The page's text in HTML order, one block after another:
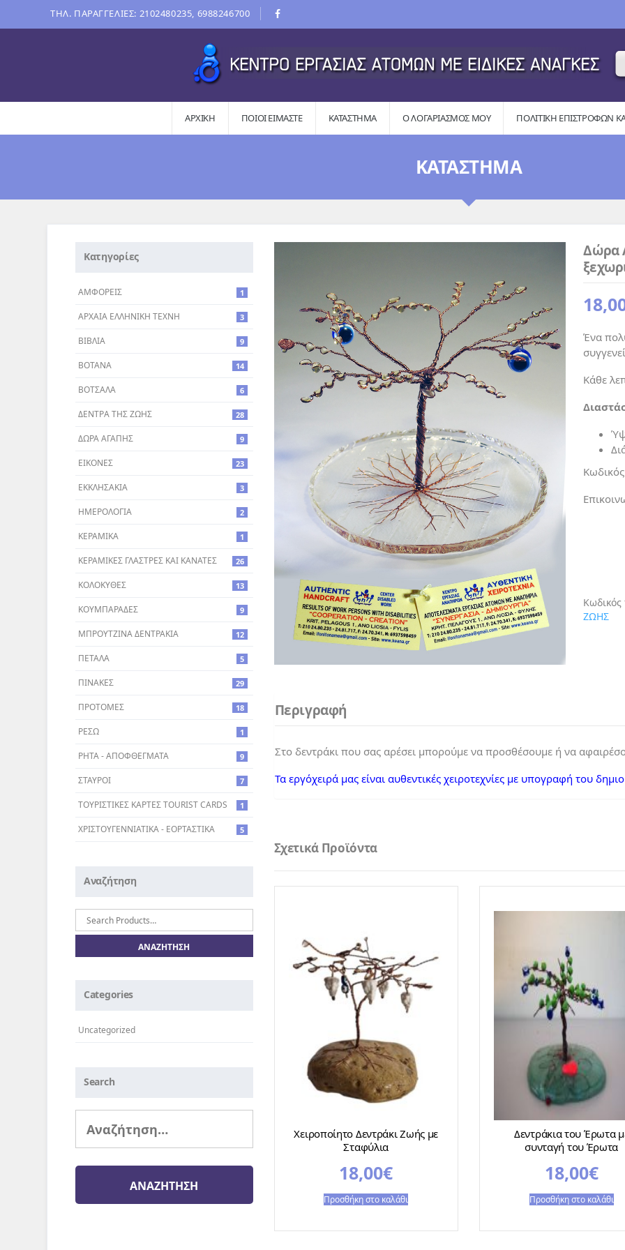
ΤΗΛ. ΠΑΡΑΓΓΕΛΙΕΣ: 2102480235, 6988246700
ΑΡΧΙΚΗ ΠΟΙΟΙ ΕΊΜΑΣΤΕ ΚΑΤΆΣΤΗΜΑ Ο ΛΟΓΑΡΙΑΣΜΌΣ ΜΟΥ ΠΟΛΙΤΙΚΉ ΕΠΙΣΤΡΟΦΏΝ
ΚΑΤΆΣΤΗΜΑ
Δώρα
Ένα
Κάθε
ΖΩΗΣ
Περιγραφή
Στο δεντράκι που σας αρέσει μπορούμε να προσθέσουμε ή να
Τα εργόχειρά μας είναι αυθεντικές χειροτεχνίες με υπογραφή του
Σχετικά Προϊόντα
Χειροποίητο Δεντράκι Ζωής με
Σταφύλια
18,00€
Προσθήκη στο καλάθι
Δεντράκια του Έρωτα
συνταγή του Έρωτα
18,00€
Προσθήκη στο καλάθι
Κατηγορίες
ΑΜΦΟΡΕΙΣ 1
ΑΡΧΑΙΑ ΕΛΛΗΝΙΚΗ ΤΕΧΝΗ 3
ΒΙΒΛΙΑ 9
ΒΟΤΑΝΑ 14
ΒΟΤΣΑΛΑ 6
ΔΕΝΤΡA ΤΗΣ ΖΩΗΣ 28
ΔΩΡΑ ΑΓΑΠΗΣ 9
ΕΙΚΟΝΕΣ 23
ΕΚΚΛΗΣΑΚΙΑ 3
ΗΜΕΡΟΛΟΓΙΑ 2
ΚΕΡΑΜΙΚΑ 1
ΚΕΡΑΜΙΚΕΣ ΓΛΑΣΤΡΕΣ ΚΑΙ ΚΑΝΑΤΕΣ 26
ΚΟΛΟΚΥΘΕΣ 13
ΚΟΥΜΠΑΡΑΔΕΣ 9
ΜΠΡΟΥΤΖΙΝΑ ΔΕΝΤΡΑΚΙΑ 12
ΠΕΤΑΛΑ 5
ΠΙΝΑΚΕΣ 29
ΠΡΟΤΟΜΕΣ 18
ΡΕΣΩ 1
ΡΗΤΑ - ΑΠΟΦΘΕΓΜΑΤΑ 9
ΣΤΑΥΡΟI 7
ΤΟΥΡΙΣΤΙΚΕΣ ΚΑΡΤΕΣ TOURIST CARDS 1
ΧΡΙΣΤΟΥΓΕΝΝΙΑΤΙΚΑ - ΕΟΡΤΑΣΤΙΚΑ 5
Αναζήτηση
Αναζήτηση
για:
Categories
Uncategorized
Search
Αναζήτηση
για: